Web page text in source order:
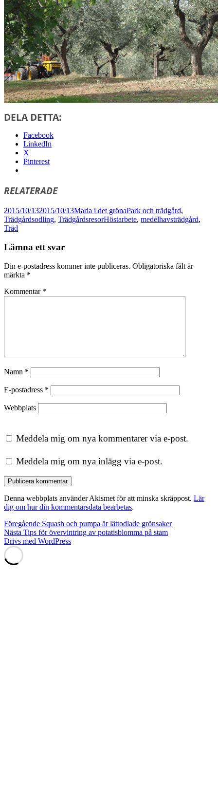
DELA DETTA:
Facebook
LinkedIn
X
Pinterest
RELATERADE
Postat
2015/10/132015/10/13Författare
Maria i det grönaKategorier
Park och trädgård,
Trädgårdsodling, TrädgårdsresorTaggar
Höstarbete, medelhavsträdgård,
Träd
Lämna ett svar
Din e-postadress kommer inte publiceras. Obligatoriska fält är
märkta *
Kommentar *
Namn *
E-postadress *
Webbplats
Meddela mig om nya kommentarer via e-post.
Meddela mig om nya inlägg via e-post.
Denna webbplats använder Akismet för att minska skräppost. Lär
dig om hur din kommentarsdata bearbetas.
Inläggsnavigering
Föregående Föregående
inlägg:
Squash och pumpa är lättodlade grönsaker
Nästa Nästa
inlägg:
Tips för övervintring av potatisblomma på stam
Drivs med WordPress